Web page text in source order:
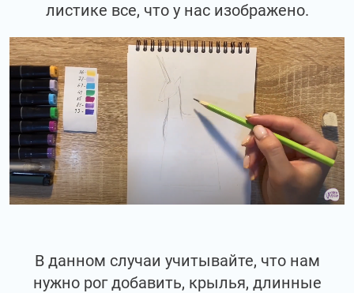
листике все, что у нас изображено.
В данном случаи учитывайте, что нам
нужно рог добавить, крылья, длинные